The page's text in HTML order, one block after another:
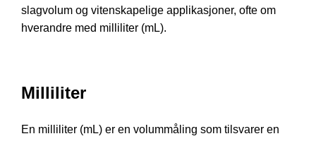
slagvolum og vitenskapelige applikasjoner, ofte om
hverandre med milliliter (mL).
Milliliter
En milliliter (mL) er en volummåling som tilsvarer en